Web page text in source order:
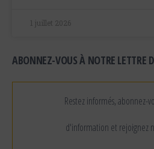
1 juillet 2026
ABONNEZ-VOUS À NOTRE LETTRE
Restez informés, abonnez-
d'information et rejoignez